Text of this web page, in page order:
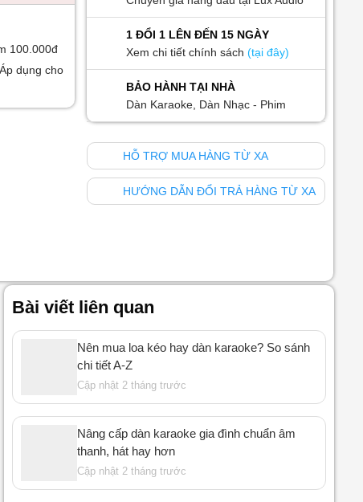
100.000đ
dụng cho
1 ĐỔI 1 LÊN ĐẾN 15 NGÀY
Xem chi tiết chính sách (tại đây)
BẢO HÀNH TẠI NHÀ
Dàn Karaoke, Dàn Nhạc - Phim
HỖ TRỢ MUA HÀNG TỪ XA
HƯỚNG DẪN ĐỔI TRẢ HÀNG TỪ XA
Bài viết liên quan
Nên mua loa kéo hay dàn karaoke? So sánh
chi tiết A-Z
Cập nhật 2 tháng trước
Nâng cấp dàn karaoke gia đình chuẩn âm
thanh, hát hay hơn
Cập nhật 2 tháng trước